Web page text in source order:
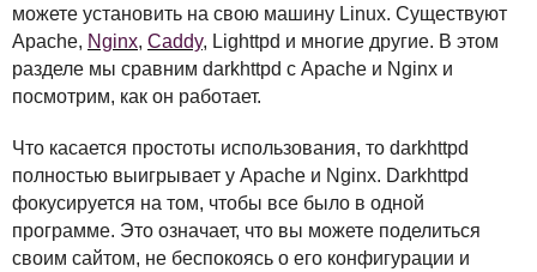
можете установить на свою машину Linux. Существуют
Apache, Nginx, Caddy, Lighttpd и многие другие. В этом
разделе мы сравним darkhttpd с Apache и Nginx и
посмотрим, как он работает.
Что касается простоты использования, то darkhttpd
полностью выигрывает у Apache и Nginx. Darkhttpd
фокусируется на том, чтобы все было в одной
программе. Это означает, что вы можете поделиться
своим сайтом, не беспокоясь о его конфигурации и